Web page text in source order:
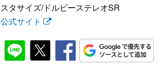
スタサイズ/ドルビーステレオSR
公式サイト